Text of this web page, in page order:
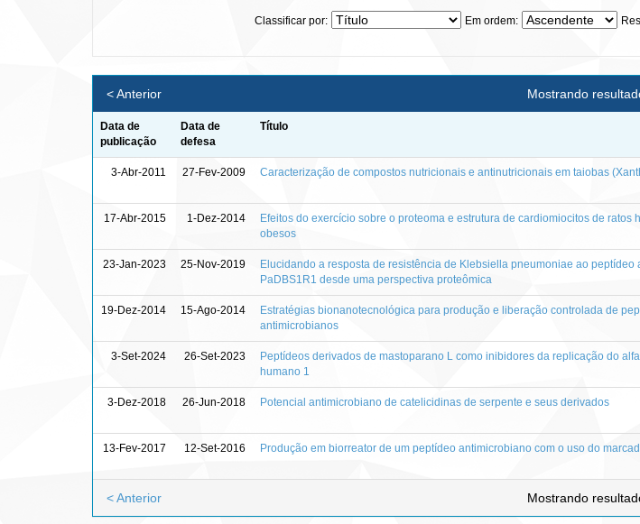
Classificar por: Em ordem:
Mostrando
< Anterior
Data de
publicação
Data de
defesa
Título
3-Abr-2011 27-Fev-2009 Caracterização de compostos nutricionais e antinutricionais em taiobas
17-Abr-2015 1-Dez-2014
Efeitos do exercício sobre o proteoma e estrutura de cardiomiocitos de ratos
obesos
23-Jan-2023 25-Nov-2019
Elucidando a resposta de resistência de Klebsiella pneumoniae ao peptídeo
PaDBS1R1 desde uma perspectiva proteômica
19-Dez-2014 15-Ago-2014
Estratégias bionanotecnológica para produção e liberação controlada de
antimicrobianos
3-Set-2024 26-Set-2023
Peptídeos derivados de mastoparano L como inibidores da replicação do
humano 1
3-Dez-2018 26-Jun-2018 Potencial antimicrobiano de catelicidinas de serpente e seus derivados
13-Fev-2017 12-Set-2016 Produção em biorreator de um peptídeo antimicrobiano com o uso do
Mostrando
< Anterior